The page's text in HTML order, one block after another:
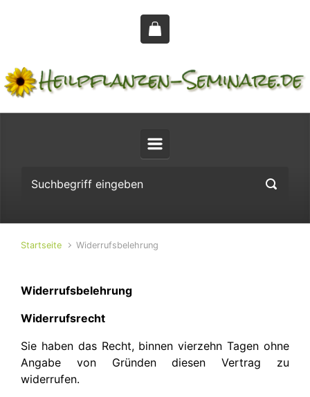
Zum Hauptinhalt springen
Startseite Widerrufsbelehrung
Widerrufsbelehrung
Widerrufsrecht
Sie haben das Recht, binnen vierzehn Tagen ohne
Angabe von Gründen diesen Vertrag zu
widerrufen.